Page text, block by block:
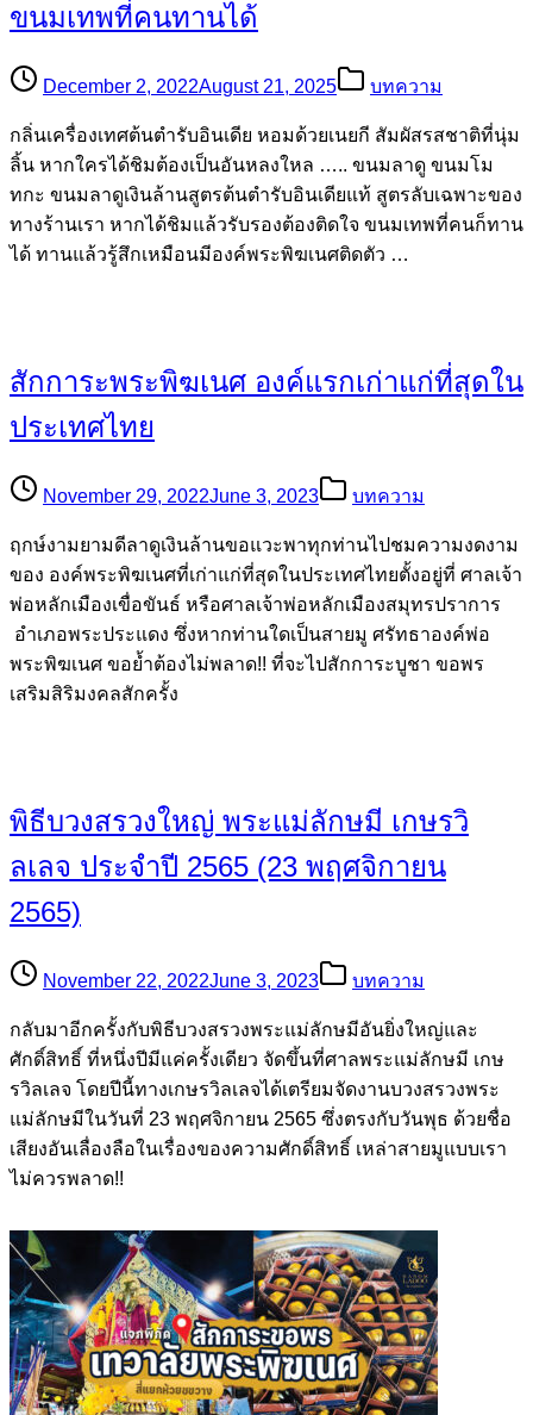
ขนมเทพที่คนทานได้
December 2, 2022August 21, 2025 บทความ
กลิ่นเครื่องเทศต้นตำรับอินเดีย หอมด้วยเนยกี สัมผัสรสชาติที่นุ่ม
ลิ้น หากใครได้ชิมต้องเป็นอันหลงใหล ….. ขนมลาดู ขนมโม
ทกะ ขนมลาดูเงินล้านสูตรต้นตำรับอินเดียแท้ สูตรลับเฉพาะของ
ทางร้านเรา หากได้ชิมแล้วรับรองต้องติดใจ ขนมเทพที่คนก็ทาน
ได้ ทานแล้วรู้สึกเหมือนมีองค์พระพิฆเนศติดตัว …
สักการะพระพิฆเนศ องค์แรกเก่าแก่ที่สุดใน
ประเทศไทย
November 29, 2022June 3, 2023 บทความ
ฤกษ์งามยามดีลาดูเงินล้านขอแวะพาทุกท่านไปชมความงดงาม
ของ องค์พระพิฆเนศที่เก่าแก่ที่สุดในประเทศไทยตั้งอยู่ที่ ศาลเจ้า
พ่อหลักเมืองเขื่อขันธ์ หรือศาลเจ้าพ่อหลักเมืองสมุทรปราการ
อำเภอพระประแดง ซึ่งหากท่านใดเป็นสายมู ศรัทธาองค์พ่อ
พระพิฆเนศ ขอย้ำต้องไม่พลาด!! ที่จะไปสักการะบูชา ขอพร
เสริมสิริมงคลสักครั้ง
พิธีบวงสรวงใหญ่ พระแม่ลักษมี เกษรวิ
ลเลจ ประจำปี 2565 (23 พฤศจิกายน
2565)
November 22, 2022June 3, 2023 บทความ
กลับมาอีกครั้งกับพิธีบวงสรวงพระแม่ลักษมีอันยิ่งใหญ่และ
ศักดิ์สิทธิ์ ที่หนึ่งปีมีแค่ครั้งเดียว จัดขึ้นที่ศาลพระแม่ลักษมี เกษ
รวิลเลจ โดยปีนี้ทางเกษรวิลเลจได้เตรียมจัดงานบวงสรวงพระ
แม่ลักษมีในวันที่ 23 พฤศจิกายน 2565 ซึ่งตรงกับวันพุธ ด้วยชื่อ
เสียงอันเลื่องลือในเรื่องของความศักดิ์สิทธิ์ เหล่าสายมูแบบเรา
ไม่ควรพลาด!!